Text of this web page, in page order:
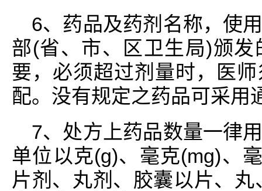
6、药品及药剂名称，使
部(省、市、区卫生局)颁
要，必须超过剂量时，医
配。没有规定之药品可采用
7、处方上药品数量一律
单位以克(g)、毫克(mg)、
片剂、丸剂、胶囊以片、